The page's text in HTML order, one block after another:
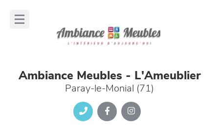
Ambiance Meubles - L'Ameublier
Paray-le-Monial (71)